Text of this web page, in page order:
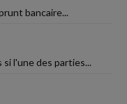
bancaire...
l'une des parties...